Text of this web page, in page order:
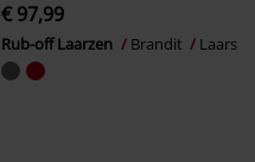
€ 97,99
Rub-off Laarzen Brandit Laars